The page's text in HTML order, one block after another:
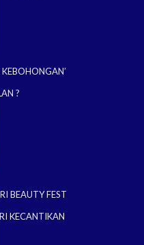
?
BEAUTY FEST
KECANTIKAN